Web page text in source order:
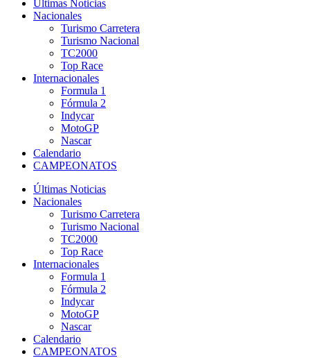
Últimas Noticias
Nacionales
Turismo Carretera
Turismo Nacional
TC2000
Top Race
Internacionales
Formula 1
Fórmula 2
Indycar
MotoGP
Nascar
Calendario
CAMPEONATOS
Últimas Noticias
Nacionales
Turismo Carretera
Turismo Nacional
TC2000
Top Race
Internacionales
Formula 1
Fórmula 2
Indycar
MotoGP
Nascar
Calendario
CAMPEONATOS